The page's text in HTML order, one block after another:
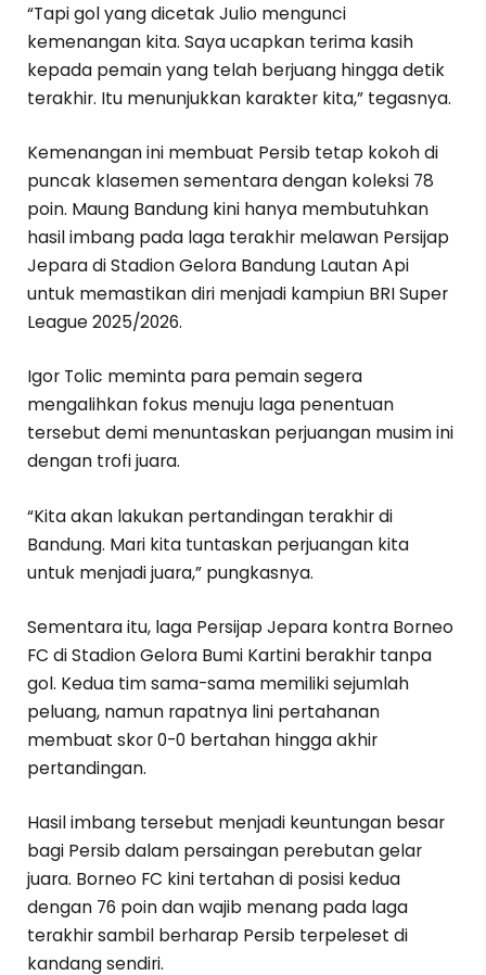
“Tapi gol yang dicetak Julio mengunci
kemenangan kita. Saya ucapkan terima kasih
kepada pemain yang telah berjuang hingga detik
terakhir. Itu menunjukkan karakter kita,” tegasnya.
Kemenangan ini membuat Persib tetap kokoh di
puncak klasemen sementara dengan koleksi 78
poin. Maung Bandung kini hanya membutuhkan
hasil imbang pada laga terakhir melawan Persijap
Jepara di Stadion Gelora Bandung Lautan Api
untuk memastikan diri menjadi kampiun BRI Super
League 2025/2026.
Igor Tolic meminta para pemain segera
mengalihkan fokus menuju laga penentuan
tersebut demi menuntaskan perjuangan musim ini
dengan trofi juara.
“Kita akan lakukan pertandingan terakhir di
Bandung. Mari kita tuntaskan perjuangan kita
untuk menjadi juara,” pungkasnya.
Sementara itu, laga Persijap Jepara kontra Borneo
FC di Stadion Gelora Bumi Kartini berakhir tanpa
gol. Kedua tim sama-sama memiliki sejumlah
peluang, namun rapatnya lini pertahanan
membuat skor 0-0 bertahan hingga akhir
pertandingan.
Hasil imbang tersebut menjadi keuntungan besar
bagi Persib dalam persaingan perebutan gelar
juara. Borneo FC kini tertahan di posisi kedua
dengan 76 poin dan wajib menang pada laga
terakhir sambil berharap Persib terpeleset di
kandang sendiri.